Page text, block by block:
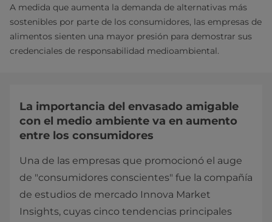
A medida que aumenta la demanda de alternativas más
sostenibles por parte de los consumidores, las empresas de
alimentos sienten una mayor presión para demostrar sus
credenciales de responsabilidad medioambiental.
La importancia del envasado amigable
con el medio ambiente va en aumento
entre los consumidores
Una de las empresas que promocionó el auge
de "consumidores conscientes" fue la compañía
de estudios de mercado Innova Market
Insights, cuyas cinco tendencias principales